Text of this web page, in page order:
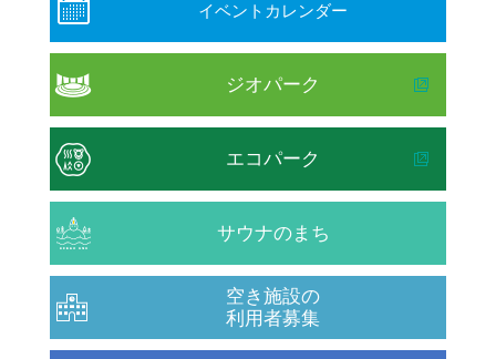
イベントカレンダー
ジオパーク
エコパーク
サウナのまち
空き施設の
利用者募集